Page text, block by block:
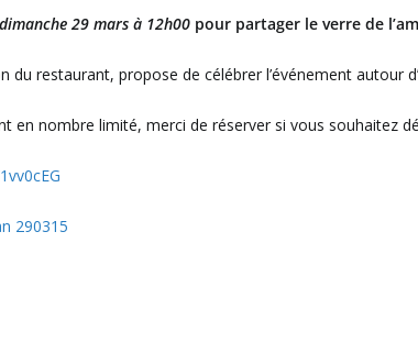
dimanche 29 mars à 12h00 pour partager le verre de
du restaurant, propose de célébrer l’événement autour
en nombre limité, merci de réserver si vous souhaitez
290315